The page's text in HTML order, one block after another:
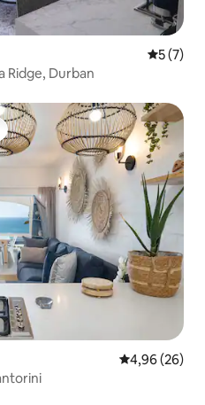
5 de
5 (7)
Ridge, Durban
viatgers
4,96 de
4,96 (26)